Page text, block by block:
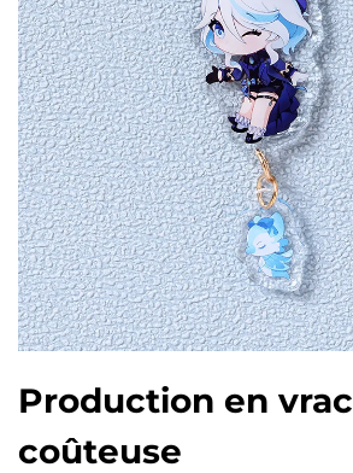
Production en vrac
coûteuse